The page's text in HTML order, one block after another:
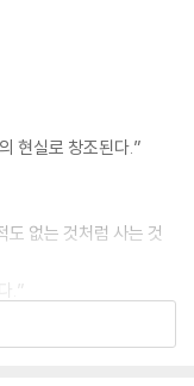
현실로 창조된다.”
도 없는 것처럼 사는 것
.”